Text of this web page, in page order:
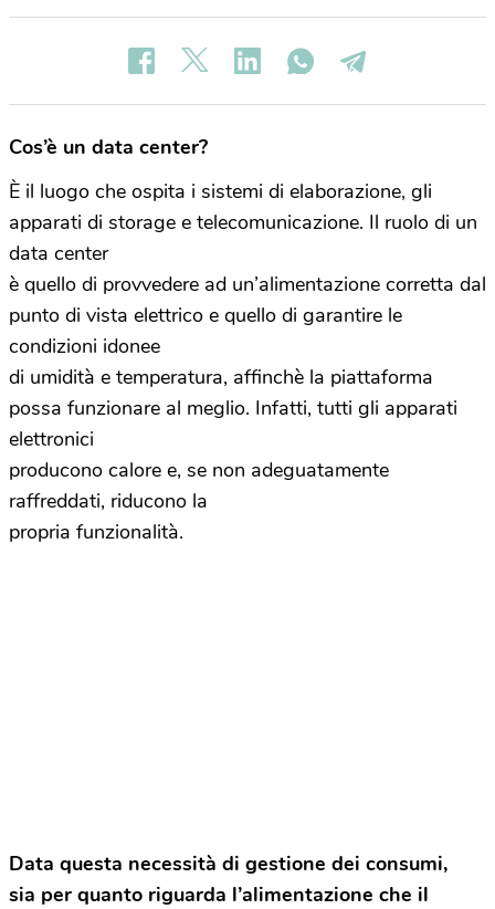
Cos’è un data center?
È il luogo che ospita i sistemi di elaborazione, gli
apparati di storage e telecomunicazione. Il ruolo di un
data center
è quello di provvedere ad un’alimentazione corretta dal
punto di vista elettrico e quello di garantire le
condizioni idonee
di umidità e temperatura, affinchè la piattaforma
possa funzionare al meglio. Infatti, tutti gli apparati
elettronici
producono calore e, se non adeguatamente
raffreddati, riducono la
propria funzionalità.
Data questa necessità di gestione dei consumi,
sia per quanto riguarda l’alimentazione che il